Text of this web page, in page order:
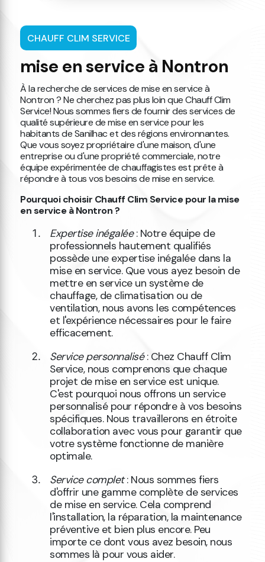
CHAUFF CLIM SERVICE
mise en service à Nontron
À la recherche de services de mise en service à
Nontron ? Ne cherchez pas plus loin que Chauff Clim
Service! Nous sommes fiers de fournir des services de
qualité supérieure de mise en service pour les
habitants de Sanilhac et des régions environnantes.
Que vous soyez propriétaire d'une maison, d'une
entreprise ou d'une propriété commerciale, notre
équipe expérimentée de chauffagistes est prête à
répondre à tous vos besoins de mise en service.
Pourquoi choisir Chauff Clim Service pour la mise
en service à Nontron ?
Expertise inégalée: Notre équipe de
professionnels hautement qualifiés
possède une expertise inégalée dans la
mise en service. Que vous ayez besoin de
mettre en service un système de
chauffage, de climatisation ou de
ventilation, nous avons les compétences
et l'expérience nécessaires pour le faire
efficacement.
Service personnalisé: Chez Chauff Clim
Service, nous comprenons que chaque
projet de mise en service est unique.
C'est pourquoi nous offrons un service
personnalisé pour répondre à vos besoins
spécifiques. Nous travaillerons en étroite
collaboration avec vous pour garantir que
votre système fonctionne de manière
optimale.
Service complet: Nous sommes fiers
d'offrir une gamme complète de services
de mise en service. Cela comprend
l'installation, la réparation, la maintenance
préventive et bien plus encore. Peu
importe ce dont vous avez besoin, nous
sommes là pour vous aider.